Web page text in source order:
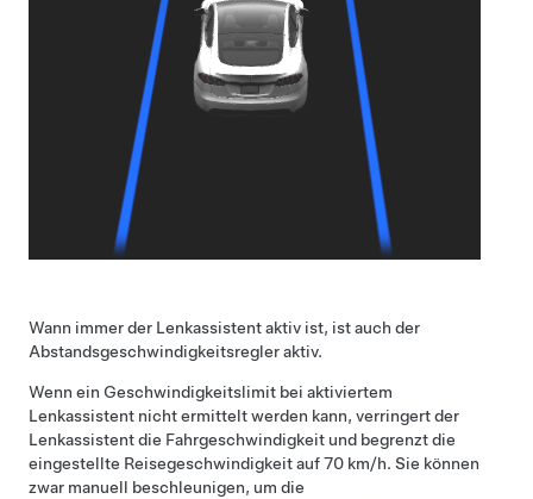
Wann immer der Lenkassistentaktiv ist, ist auch der
Abstandsgeschwindigkeitsregleraktiv.
Wenn ein Geschwindigkeitslimit bei aktiviertem
Lenkassistent nicht ermittelt werden kann, verringert der
Lenkassistentdie Fahrgeschwindigkeit und begrenzt die
eingestellte Reisegeschwindigkeit auf70 km/h. Sie können
zwar manuell beschleunigen, um die